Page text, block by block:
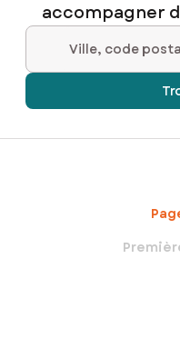
accompagner
Ville, code